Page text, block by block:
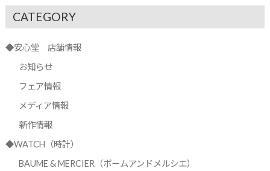
CATEGORY
◆安心堂 店舗情報
お知らせ
フェア情報
メディア情報
新作情報
◆WATCH（時計）
BAUME & MERCIER（ボームアンドメルシエ）